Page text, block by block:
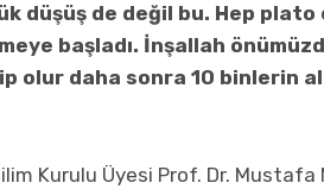
düşüş de değil bu. Hep
başladı. İnşallah
olur daha sonra 10 binlerin
Kurulu Üyesi Prof. Dr.